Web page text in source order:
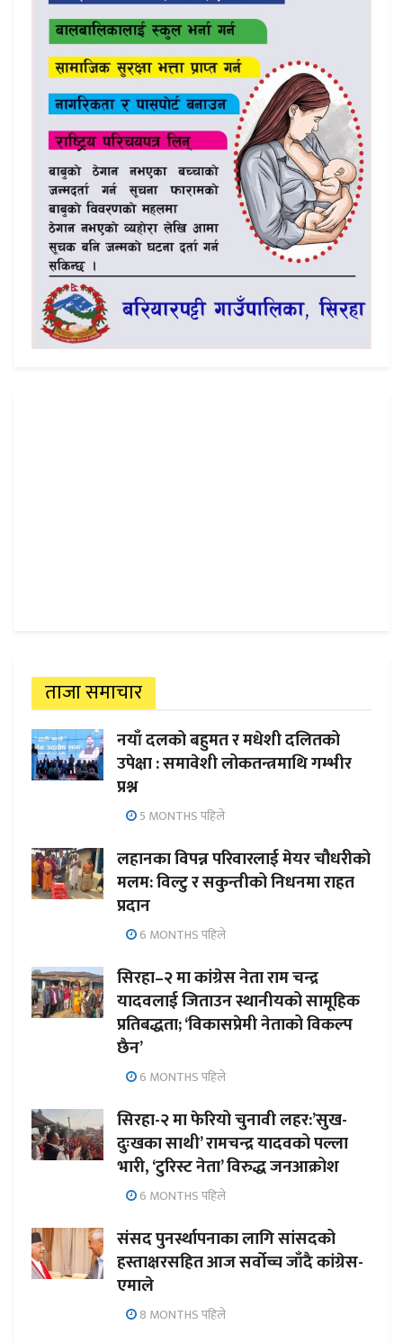
ताजा समाचार
नयाँ दलको बहुमत र मधेशी दलितको
उपेक्षा : समावेशी लोकतन्त्रमाथि गम्भीर
प्रश्न
5 MONTHS पहिले
लहानका विपन्न परिवारलाई मेयर चौधरीको
मलम: विल्टु र सकुन्तीको निधनमा राहत
प्रदान
6 MONTHS पहिले
सिरहा–२ मा कांग्रेस नेता राम चन्द्र
यादवलाई जिताउन स्थानीयको सामूहिक
प्रतिबद्धता; ‘विकासप्रेमी नेताको विकल्प
छैन’
6 MONTHS पहिले
सिरहा-२ मा फेरियो चुनावी लहर:’सुख-
दुःखका साथी’ रामचन्द्र यादवको पल्ला
भारी, ‘टुरिस्ट नेता’ विरुद्ध जनआक्रोश
6 MONTHS पहिले
संसद पुनर्स्थापनाका लागि सांसदको
हस्ताक्षरसहित आज सर्वोच्च जाँदै कांग्रेस-
एमाले
8 MONTHS पहिले